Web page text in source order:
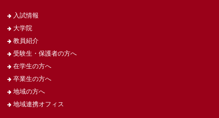
入試情報
大学院
教員紹介
受験生・保護者の方へ
在学生の方へ
卒業生の方へ
地域の方へ
地域連携オフィス